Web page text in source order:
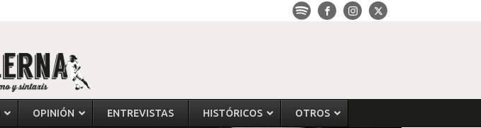
OPINIÓN ENTREVISTAS HISTÓRICOS OTROS